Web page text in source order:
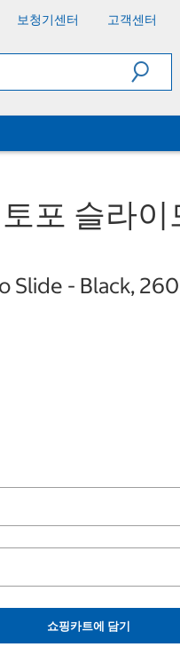
보청기센터 고객센터
포 슬라이
Slide - Black,
쇼핑카트에 담기